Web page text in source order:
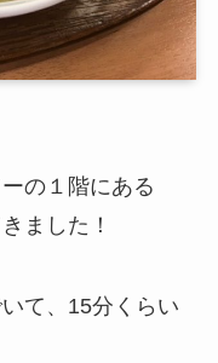
の１階にある
ました！
て、15分くらい